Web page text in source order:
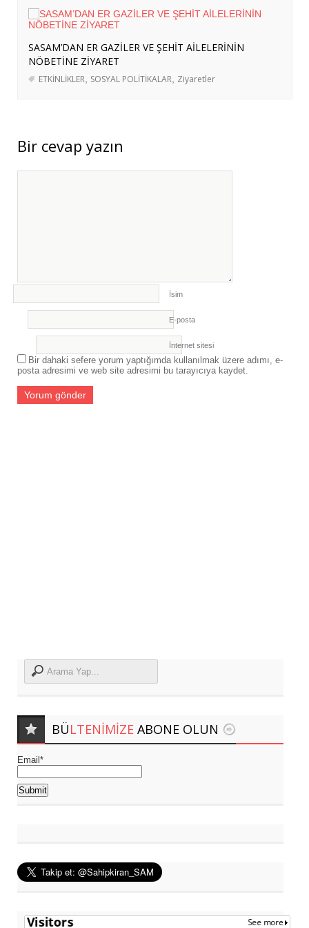
SASAM’DAN ER GAZİLER VE ŞEHİT AİLELERİNİN
NÖBETİNE ZİYARET
ETKİNLİKLER SOSYAL POLİTİKALAR Ziyaretler
Bir cevap yazın
İsim
E-posta
İnternet sitesi
Bir dahaki sefere yorum yaptığımda kullanılmak üzere adımı, e-
posta adresimi ve web site adresimi bu tarayıcıya kaydet.
BÜLTENIMIZE ABONE OLUN
Email*